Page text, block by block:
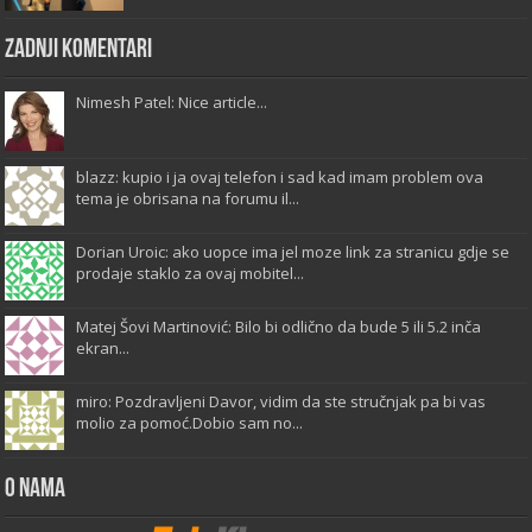
Zadnji komentari
Nimesh Patel: Nice article...
blazz: kupio i ja ovaj telefon i sad kad imam problem ova
tema je obrisana na forumu il...
Dorian Uroic: ako uopce ima jel moze link za stranicu gdje se
prodaje staklo za ovaj mobitel...
Matej Šovi Martinović: Bilo bi odlično da bude 5 ili 5.2 inča
ekran...
miro: Pozdravljeni Davor, vidim da ste stručnjak pa bi vas
molio za pomoć.Dobio sam no...
O Nama